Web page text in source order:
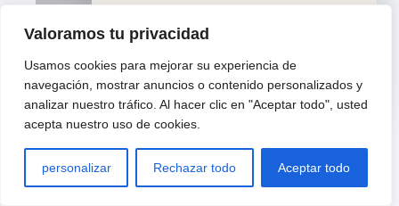
Valoramos tu privacidad
Usamos cookies para mejorar su experiencia de
navegación, mostrar anuncios o contenido personalizados y
analizar nuestro tráfico. Al hacer clic en "Aceptar todo", usted
acepta nuestro uso de cookies.
personalizar Rechazar todo Aceptar todo
Mudanzas Baratas En Sant Esteve
Sesrovires: Opciones Económicas Para
Mudarte
Hide
"
+
c
h
a
y
WhatsApp Message
n
d
f
i
n